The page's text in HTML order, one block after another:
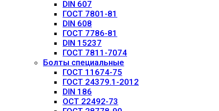
DIN 607
ГОСТ 7801-81
DIN 608
ГОСТ 7786-81
DIN 15237
ГОСТ 7811-7074
Болты специальные
ГОСТ 11674-75
ГОСТ 24379.1-2012
DIN 186
ОСТ 22492-73